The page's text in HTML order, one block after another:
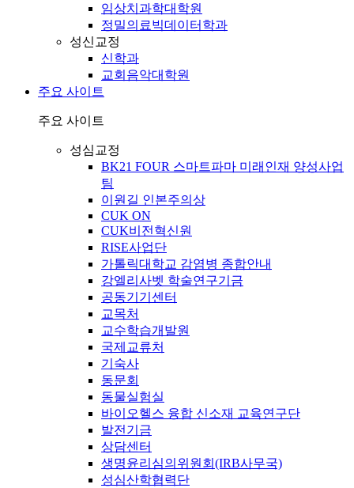
임상치과학대학원
정밀의료빅데이터학과
성신교정
신학과
교회음악대학원
주요 사이트
주요 사이트
성심교정
BK21 FOUR 스마트파마 미래인재 양성사업
팀
이원길 인본주의상
CUK ON
CUK비전혁신원
RISE사업단
가톨릭대학교 감염병 종합안내
강엘리사벳 학술연구기금
공동기기센터
교목처
교수학습개발원
국제교류처
기숙사
동문회
동물실험실
바이오헬스 융합 신소재 교육연구단
발전기금
상담센터
생명윤리심의위원회(IRB사무국)
성심산학협력단